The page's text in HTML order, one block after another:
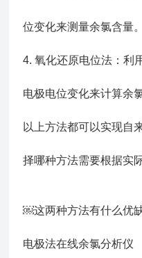
位变化来测量余氯含量。
4. 氧化还原电位法：利
电极电位变化来计算余
以上方法都可以实现自
择哪种方法需要根据实
￼这两种方法有什么优
电极法在线余氯分析仪